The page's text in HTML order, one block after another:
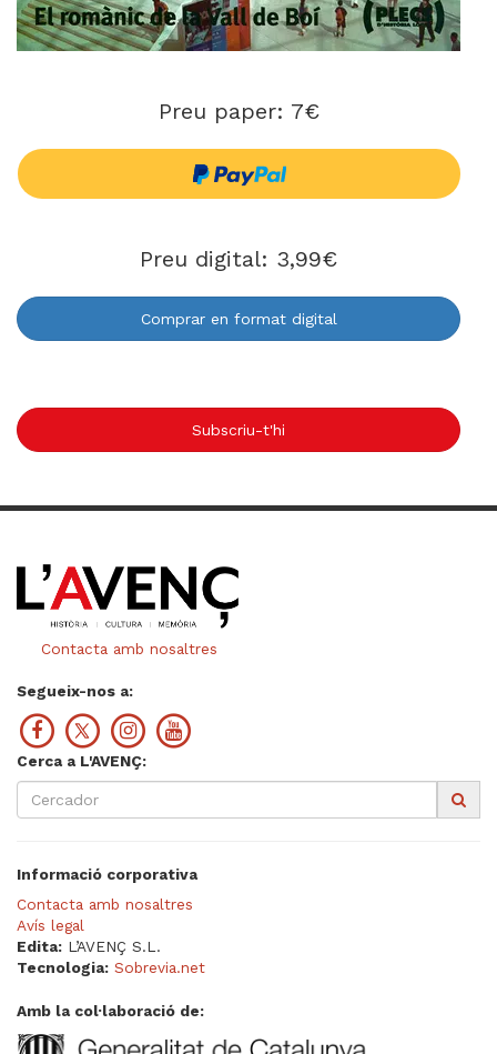
Preu paper: 7€
Preu digital: 3,99€
Comprar en format digital
Subscriu-t'hi
Contacta amb nosaltres
Segueix-nos a:
Cerca a L'AVENÇ:
Informació corporativa
Contacta amb nosaltres
Avís legal
Edita: L’AVENÇ S.L.
Tecnologia: Sobrevia.net
Amb la col·laboració de: